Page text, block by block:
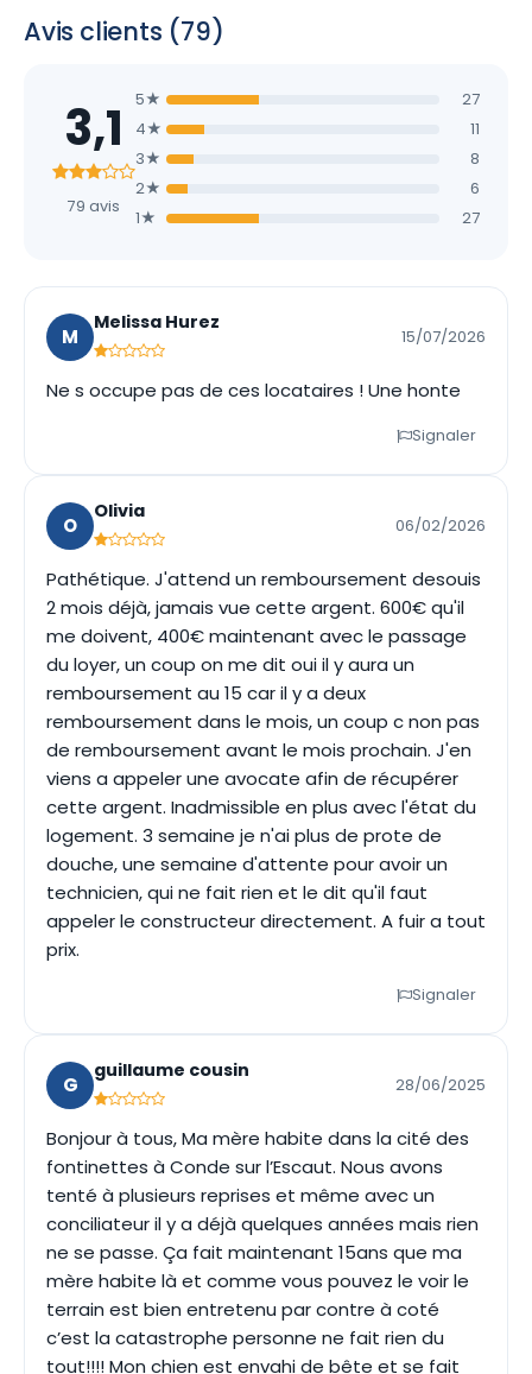
Avis clients (79)
3,1
79 avis
5★
27
4★
11
3★
8
2★
6
1★
27
M
Melissa Hurez
15/07/2026
Ne s occupe pas de ces locataires ! Une honte
Signaler
O
Olivia
06/02/2026
Pathétique. J'attend un remboursement desouis
2 mois déjà, jamais vue cette argent. 600€ qu'il
me doivent, 400€ maintenant avec le passage
du loyer, un coup on me dit oui il y aura un
remboursement au 15 car il y a deux
remboursement dans le mois, un coup c non pas
de remboursement avant le mois prochain. J'en
viens a appeler une avocate afin de récupérer
cette argent. Inadmissible en plus avec l'état du
logement. 3 semaine je n'ai plus de prote de
douche, une semaine d'attente pour avoir un
technicien, qui ne fait rien et le dit qu'il faut
appeler le constructeur directement. A fuir a tout
prix.
Signaler
G
guillaume cousin
28/06/2025
Bonjour à tous, Ma mère habite dans la cité des
fontinettes à Conde sur l’Escaut. Nous avons
tenté à plusieurs reprises et même avec un
conciliateur il y a déjà quelques années mais rien
ne se passe. Ça fait maintenant 15ans que ma
mère habite là et comme vous pouvez le voir le
terrain est bien entretenu par contre à coté
c’est la catastrophe personne ne fait rien du
tout!!!! Mon chien est envahi de bête et se fait